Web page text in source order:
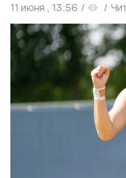
11 июня , 13:56 / /